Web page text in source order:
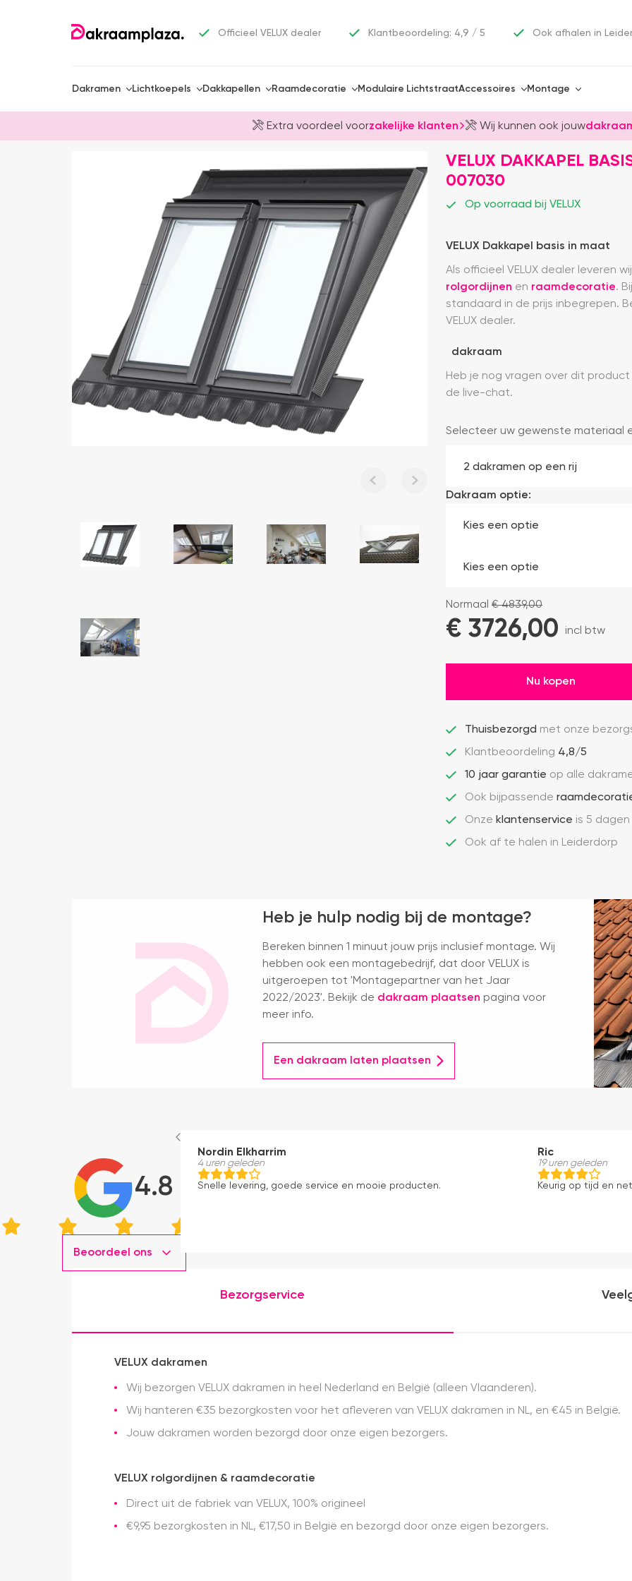
Officieel VELUX dealer Klantbeoordeling: 4,9 / 5 Ook afhalen in
Dakramen Lichtkoepels Dakkapellen Raamdecoratie Modulaire LichtstraatAccessoires Montage
Extra voordeel voorzakelijke klanten Wij kunnen ook jouw
VELUX DAKKAPEL
007030
Op voorraad bij VELUX
VELUX Dakkapel basis in maat
Als officieel VELUX dealer leveren
rolgordijnen en raamdecoratie.
standaard in de prijs inbegrepen.
VELUX dealer.
dakraam
Heb je nog vragen over dit product
de live-chat.
Selecteer uw gewenste materiaal
Dakraam optie:
Normaal €4839,00
€ 3726,00 incl btw
Nu kopen
Thuisbezorgd met onze
Klantbeoordeling 4,8/5
10 jaar garantie op alle
Ook bijpassende
Onze klantenservice is 5
Ook af te halen in Leiderdorp
Heb je hulp nodig bij de montage?
Bereken binnen 1 minuut jouw prijs inclusief montage. Wij
hebben ook een montagebedrijf, dat door VELUX is
uitgeroepen tot 'Montagepartner van het Jaar
2022/2023'. Bekijk de dakraam plaatsen pagina voor
meer info.
Een dakraam laten plaatsen
4.8
Beoordeel ons
Nordin Elkharrim
4 uren geleden
Snelle levering, goede service en mooie producten.
Ric
19 uren geleden
Keurig op tijd en
Bezorgservice
VELUX dakramen
Wij bezorgen VELUX dakramen in heel Nederland en België (alleen Vlaanderen).
Wij hanteren €35 bezorgkosten voor het afleveren van VELUX dakramen in NL, en €45 in België.
Jouw dakramen worden bezorgd door onze eigen bezorgers.
VELUX rolgordijnen & raamdecoratie
Direct uit de fabriek van VELUX, 100% origineel
€9,95 bezorgkosten in NL, €17,50 in België en bezorgd door onze eigen bezorgers.